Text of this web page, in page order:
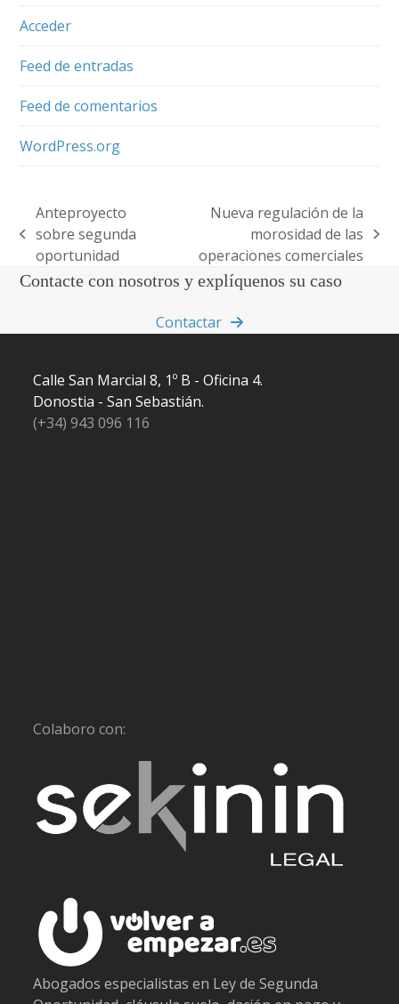
Acceder
Feed de entradas
Feed de comentarios
WordPress.org
previous
post:
Anteproyecto
sobre segunda
oportunidad
post:
Nueva regulación de la
morosidad de las
operaciones comerciales
Contacte con nosotros y explíquenos su caso
Contactar
Calle San Marcial 8, 1º B - Oficina 4.
Donostia - San Sebastián.
(+34) 943 096 116
Colaboro con:
Abogados especialistas en Ley de Segunda